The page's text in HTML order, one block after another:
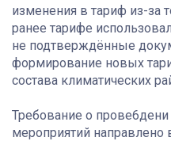
изменения в тариф из-за
ранее тарифе
не подтверждённые
формирование новых
состава климатических
Требование о
мероприятий направлено